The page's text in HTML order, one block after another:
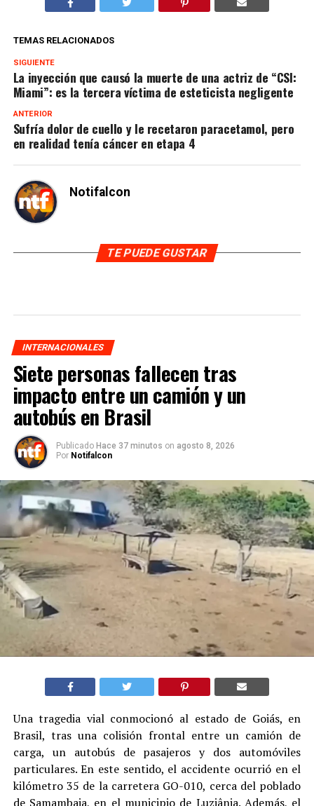
TEMAS RELACIONADOS
SIGUIENTE
La inyección que causó la muerte de una actriz de “CSI:
Miami”: es la tercera víctima de esteticista negligente
ANTERIOR
Sufría dolor de cuello y le recetaron paracetamol, pero
en realidad tenía cáncer en etapa 4
Notifalcon
TE PUEDE GUSTAR
INTERNACIONALES
Siete personas fallecen tras
impacto entre un camión y un
autobús en Brasil
Publicado Hace 37 minutos on agosto 8, 2026
Por Notifalcon
Una tragedia vial conmocionó al estado de Goiás, en
Brasil, tras una colisión frontal entre un camión de
carga, un autobús de pasajeros y dos automóviles
particulares. En este sentido, el accidente ocurrió en el
kilómetro 35 de la carretera GO-010, cerca del poblado
de Samambaia, en el municipio de Luziânia. Además, el